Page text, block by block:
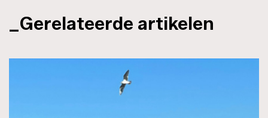
_Gerelateerde artikelen